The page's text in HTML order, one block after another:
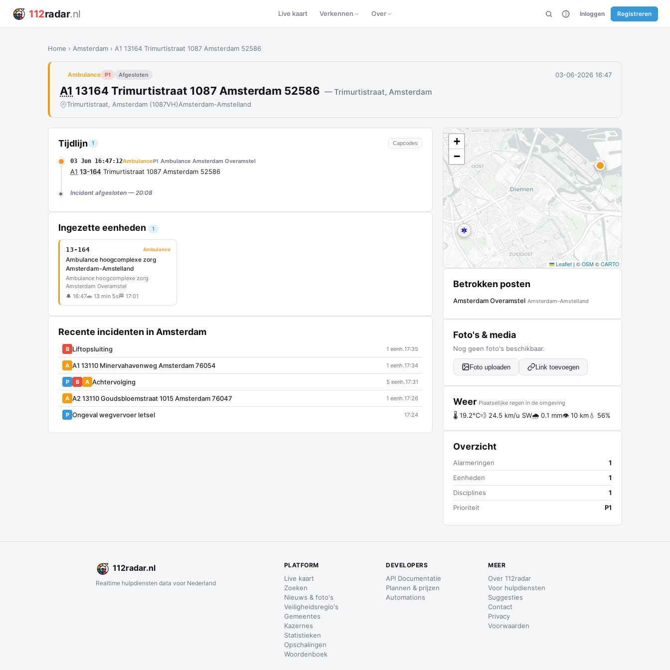
112radar.nl Live kaart Verkennen Over Inloggen Registreren
Home › Amsterdam › A1 13164 Trimurtistraat 1087 Amsterdam 52586
Ambulance P1 Afgesloten 03-06-2026 16:47
A1 13164 Trimurtistraat 1087 Amsterdam 52586 — Trimurtistraat, Amsterdam
Trimurtistraat, Amsterdam (1087VH)Amsterdam-Amstelland
Tijdlijn 1 Capcodes
03 Jun 16:47:12AmbulanceP1 Ambulance Amsterdam Overamstel
A1 13-164 Trimurtistraat 1087 Amsterdam 52586
Incident afgesloten — 20:08
Ingezette eenheden 1
13-164 Ambulance
Ambulance hoogcomplexe zorg
Amsterdam-Amstelland
Ambulance hoogcomplexe zorg
Amsterdam Overamstel
🔔 16:47🚗 13 min 5s 🏁 17:01
Recente incidenten in Amsterdam
B Liftopsluiting 1 eenh.17:35
A A1 13110 Minervahavenweg Amsterdam 76054 1 eenh.17:34
P B A Achtervolging 5 eenh.17:31
A A2 13110 Goudsbloemstraat 1015 Amsterdam 76047 1 eenh.17:26
P Ongeval wegvervoer letsel 17:24
+
−
Leaflet | © OSM © CARTO
Betrokken posten
Amsterdam Overamstel Amsterdam-Amstelland
Foto's & media
Nog geen foto's beschikbaar.
Foto uploaden Link toevoegen
Weer Plaatselijke regen in de omgeving
🌡 19.2°C💨 24.5 km/u SW🌧 0.1 mm👁 10 km💧 56%
Overzicht
Alarmeringen
1
Eenheden
1
Disciplines
1
Prioriteit
P1
112radar.nl
Realtime hulpdiensten data voor Nederland
PLATFORM
Live kaart
Zoeken
Nieuws & foto's
Veiligheidsregio's
Gemeentes
Kazernes
Statistieken
Opschalingen
Woordenboek
DEVELOPERS
API Documentatie
Plannen & prijzen
Automations
MEER
Over 112radar
Voor hulpdiensten
Suggesties
Contact
Privacy
Voorwaarden